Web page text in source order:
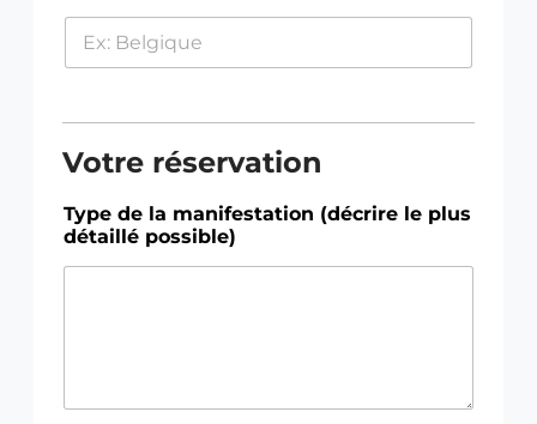
Votre réservation
é
b
u
Type de la manifestation (décrire le plus
détaillé possible)